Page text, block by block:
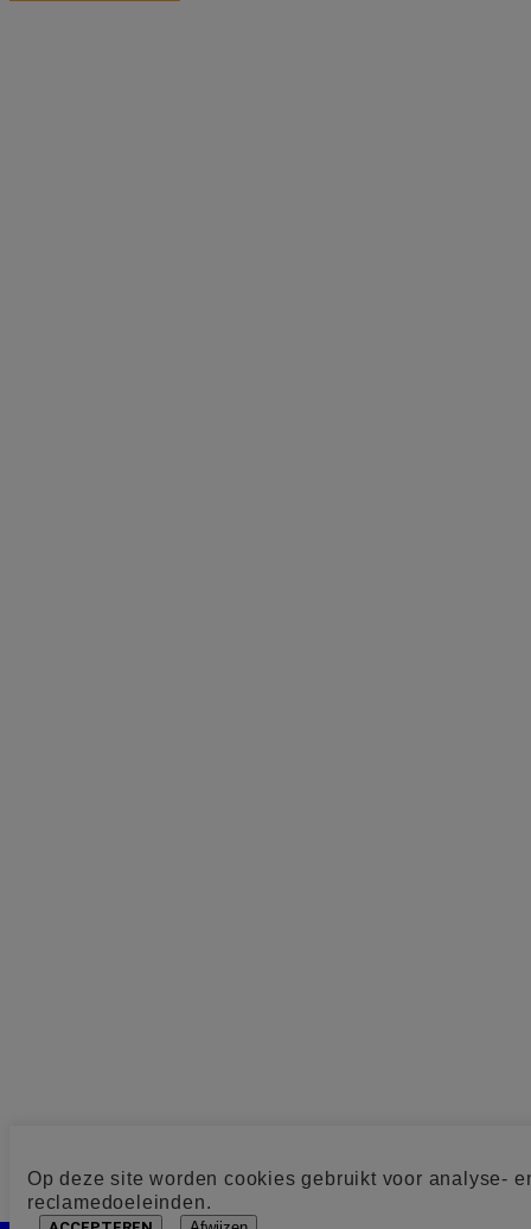
Op deze site worden cookies gebruikt voor analyse-
reclamedoeleinden.